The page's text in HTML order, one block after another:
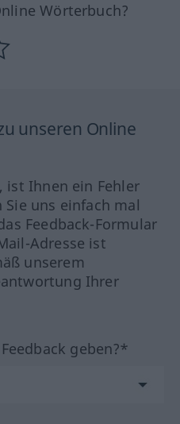
Wörterbuch?
unseren Online
ist Ihnen ein Fehler
uns einfach mal
Feedback-Formular
Adresse ist
unserem
Ihrer
geben?*